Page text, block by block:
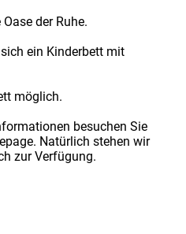
der Ruhe.
ein Kinderbett mit
möglich.
besuchen Sie
Natürlich stehen wir
zur Verfügung.